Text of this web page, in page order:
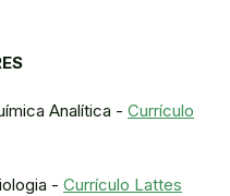
Analítica - Currículo
- Currículo Lattes